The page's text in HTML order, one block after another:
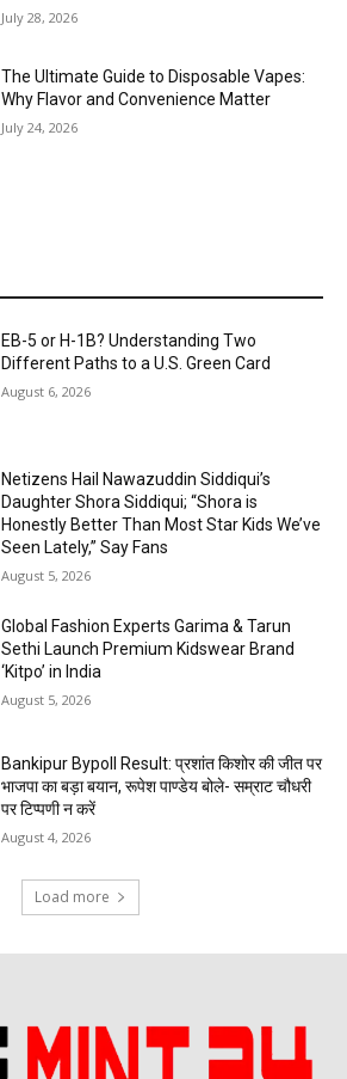
July 28, 2026
The Ultimate Guide to Disposable Vapes:
Why Flavor and Convenience Matter
July 24, 2026
EB-5 or H-1B? Understanding Two
Different Paths to a U.S. Green Card
August 6, 2026
Netizens Hail Nawazuddin Siddiqui’s
Daughter Shora Siddiqui; “Shora is
Honestly Better Than Most Star Kids We’ve
Seen Lately,” Say Fans
August 5, 2026
Global Fashion Experts Garima & Tarun
Sethi Launch Premium Kidswear Brand
‘Kitpo’ in India
August 5, 2026
Bankipur Bypoll Result: प्रशांत किशोर की जीत पर
भाजपा का बड़ा बयान, रूपेश पाण्डेय बोले- सम्राट चौधरी
पर टिप्पणी न करें
August 4, 2026
Load more